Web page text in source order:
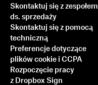
Skontaktuj się z zespołem
ds. sprzedaży
Skontaktuj się z pomocą
techniczną
Preferencje dotyczące
plików cookie i CCPA
Rozpoczęcie pracy
z Dropbox Sign